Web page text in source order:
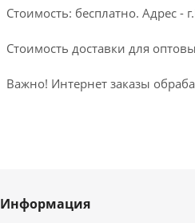
Стоимость: бесплатно. Адрес -
Стоимость доставки для
Важно! Интернет заказы
Информация